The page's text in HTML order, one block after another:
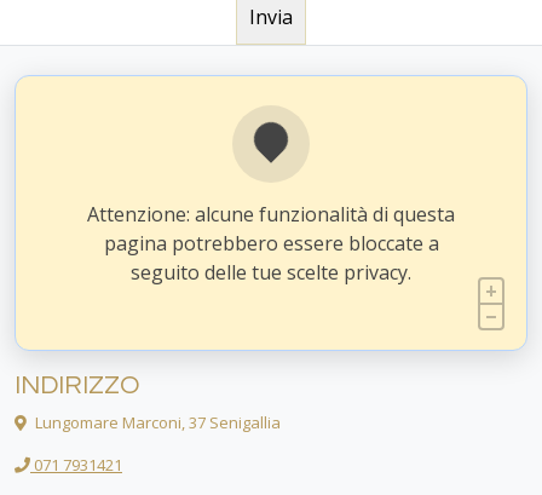
Attenzione: alcune funzionalità di questa
pagina potrebbero essere bloccate a
seguito delle tue scelte privacy.
INDIRIZZO
Lungomare Marconi, 37 Senigallia
071 7931421